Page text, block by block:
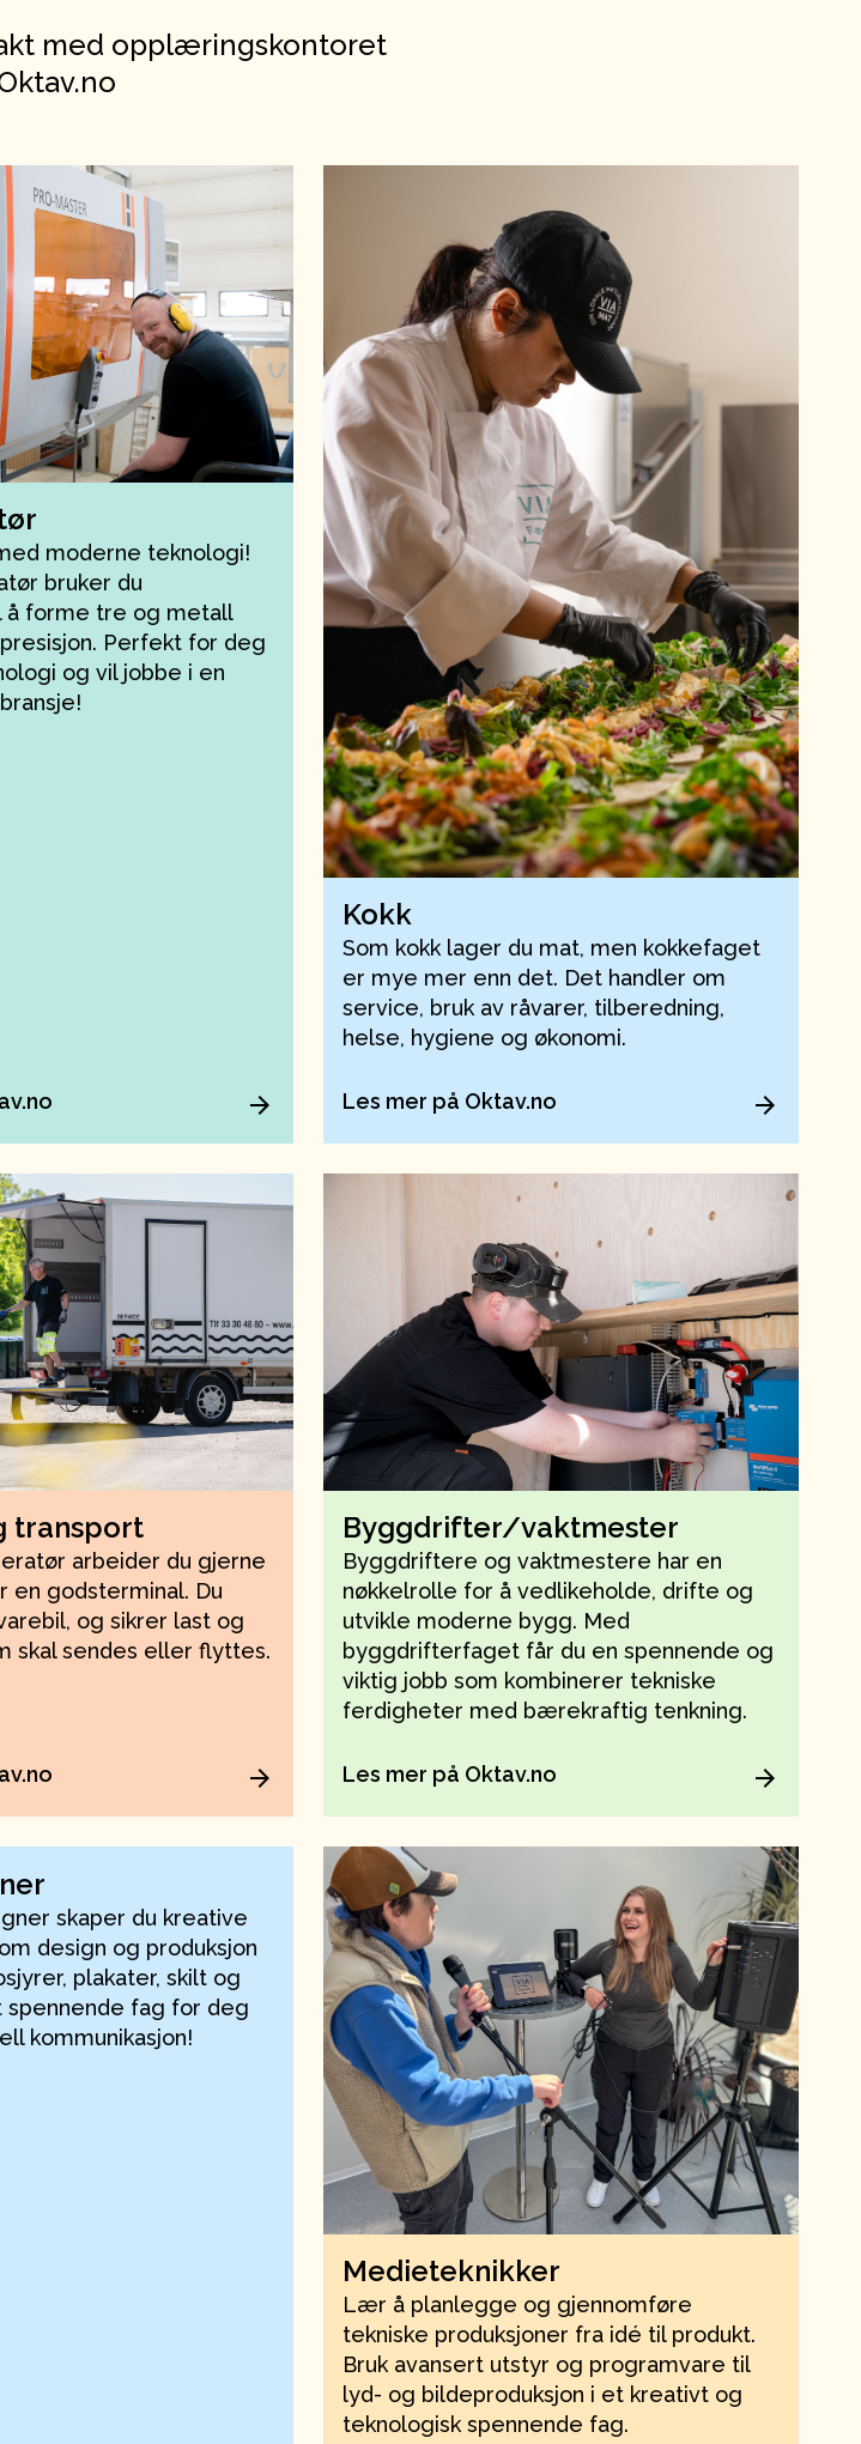
med opplæringskontoret
moderne teknologi!
bruker du
å forme tre og metall
Perfekt for deg
og vil jobbe i en
Kokk
Som kokk lager du mat, men kokkefaget
er mye mer enn det. Det handler om
service, bruk av råvarer, tilberedning,
helse, hygiene og økonomi.
Les mer på Oktav.no
transport
arbeider du gjerne
en godsterminal. Du
og sikrer last og
skal sendes eller flyttes.
Byggdrifter/vaktmester
Byggdriftere og vaktmestere har en
nøkkelrolle for å vedlikeholde, drifte og
utvikle moderne bygg. Med
byggdrifterfaget får du en spennende og
viktig jobb som kombinerer tekniske
ferdigheter med bærekraftig tenkning.
Les mer på Oktav.no
skaper du kreative
design og produksjon
plakater, skilt og
spennende fag for deg
kommunikasjon!
Medieteknikker
Lær å planlegge og gjennomføre
tekniske produksjoner fra idé til produkt.
Bruk avansert utstyr og programvare til
lyd- og bildeproduksjon i et kreativt og
teknologisk spennende fag.